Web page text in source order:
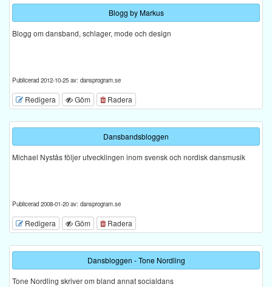
Blogg by Markus
Blogg om dansband, schlager, mode och design
Publicerad 2012-10-25 av: dansprogram.se
Redigera Göm Radera
Dansbandsbloggen
Michael Nystås följer utvecklingen inom svensk och nordisk dansmusik
Publicerad 2008-01-20 av: dansprogram.se
Redigera Göm Radera
Dansbloggen - Tone Nordling
Tone Nordling skriver om bland annat socialdans